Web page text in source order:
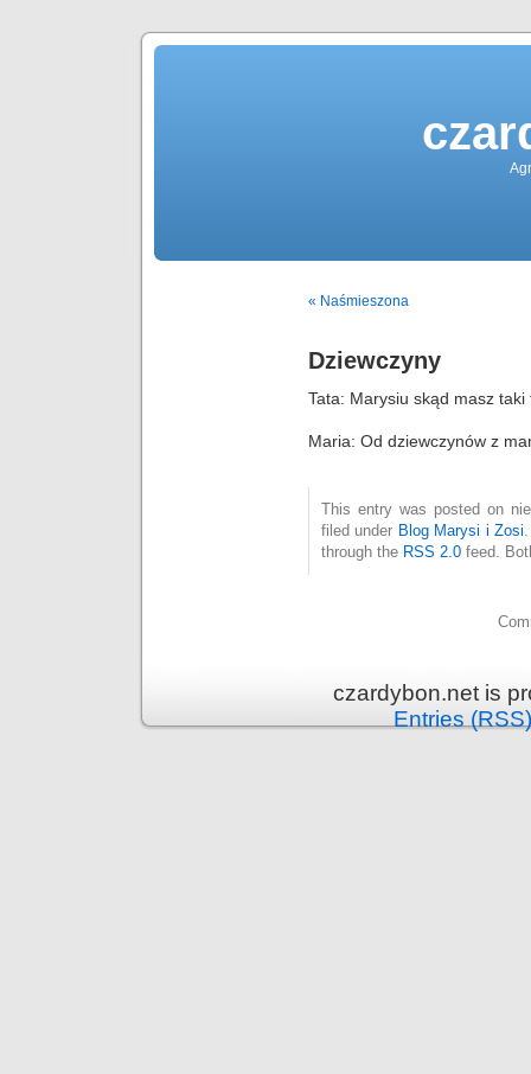
« Naśmieszona
Dziewczyny
Tata: Marysiu skąd masz
Maria: Od dziewczynów z
This entry was posted on
filed under Blog Marysi i Zosi
through the RSS 2.0 feed.
czardybon.net is
Entries (RSS)